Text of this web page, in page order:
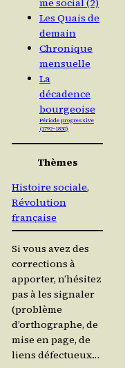
me social (2)
Les Quais de
demain
Chronique
mensuelle
La
décadence
bourgeoise
Période progressive
(1792 – 1830)
Thèmes
Histoire sociale
Révolution
française
Si vous avez des
corrections à
apporter, n’hésitez
pas à les signaler
(problème
d’orthographe, de
mise en page, de
liens défectueux…